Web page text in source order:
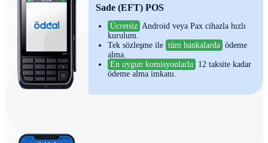
Sade (EFT) POS
Ücretsiz Android veya Pax cihazla hızlı
kurulum.
Tek sözleşme ile tüm bankalarda ödeme
alma.
En uygun komisyonlarla 12 taksite kadar
ödeme alma imkanı.